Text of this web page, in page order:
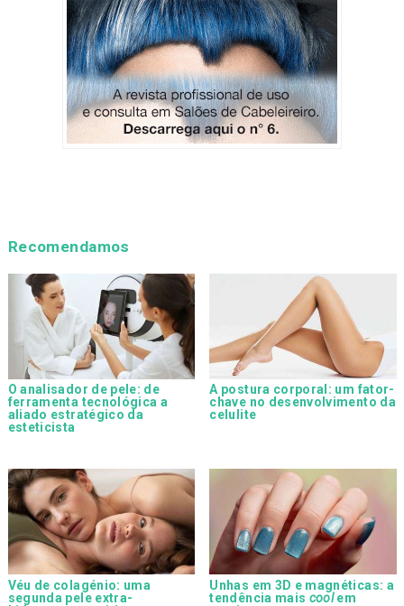
Recomendamos
O analisador de pele: de
ferramenta tecnológica a
aliado estratégico da
esteticista
A postura corporal: um fator-
chave no desenvolvimento da
celulite
Véu de colagénio: uma
segunda pele extra-
Unhas em 3D e magnéticas: a
tendência mais coolem